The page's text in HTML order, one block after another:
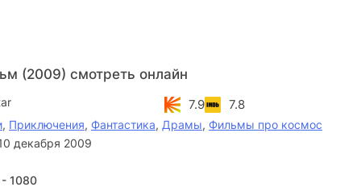
(2009) смотреть онлайн
7.9 7.8
, Приключения, Фантастика, Драмы, Фильмы про космос
декабря 2009
1080